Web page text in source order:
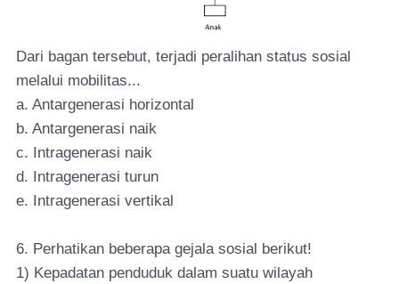
Dari bagan tersebut, terjadi peralihan status sosial
melalui mobilitas...
a. Antargenerasi horizontal
b. Antargenerasi naik
c. Intragenerasi naik
d. Intragenerasi turun
e. Intragenerasi vertikal
6. Perhatikan beberapa gejala sosial berikut!
1) Kepadatan penduduk dalam suatu wilayah